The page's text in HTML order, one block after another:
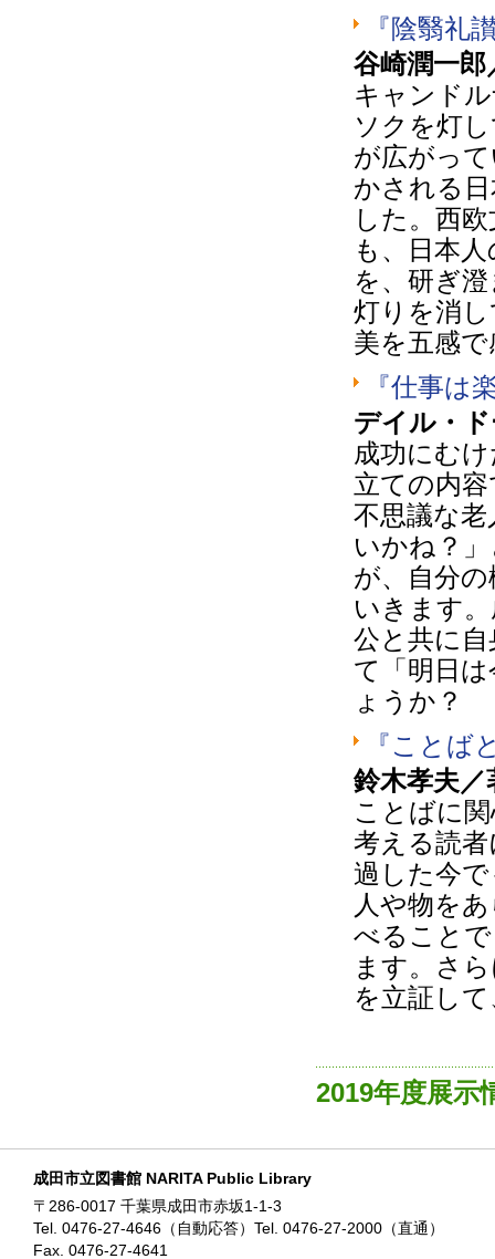
『陰翳礼
谷崎潤一郎
キャンド
ソクを灯
が広がっ
かされる
した。西
も、日本
を、研ぎ
灯りを消
美を五感
『仕事は
デイル・
成功にむ
立ての内
不思議な
いかね？
が、自分
いきます
公と共に
て「明日
ょうか？
『ことば
鈴木孝夫
ことばに
考える読
過した今
人や物を
べること
ます。さ
を立証し
2019年度展示
成田市立図書館 NARITA Public Library
〒286-0017 千葉県成田市赤坂1-1-3
Tel. 0476-27-4646（自動応答）Tel. 0476-27-2000（直通）
Fax. 0476-27-4641